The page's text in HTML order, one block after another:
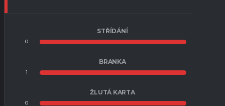
STŘÍDÁNÍ
0
BRANKA
1
ŽLUTÁ KARTA
0